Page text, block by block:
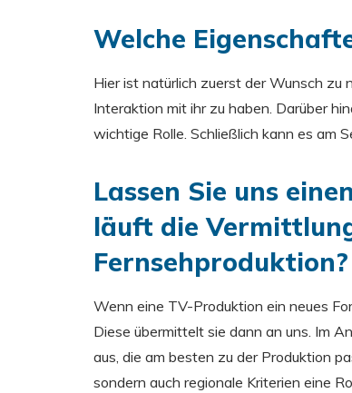
Welche
Hier ist natürlich zuerst der Wunsch zu
Interaktion mit ihr zu haben. Darüber
wichtige Rolle. Schließlich kann es am
Lassen Sie uns
läuft die
Fernsehproduktion?
Wenn eine TV-Produktion ein neues
Diese übermittelt sie dann an uns. Im
aus, die am besten zu der Produktion
sondern auch regionale Kriterien eine